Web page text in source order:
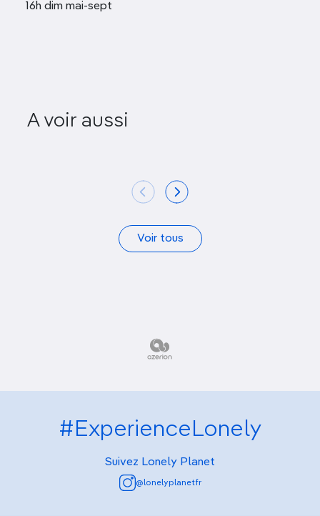
16h dim mai-sept
A voir aussi
Skata
Voir tous
#ExperienceLonely
Suivez Lonely Planet
@lonelyplanetfr